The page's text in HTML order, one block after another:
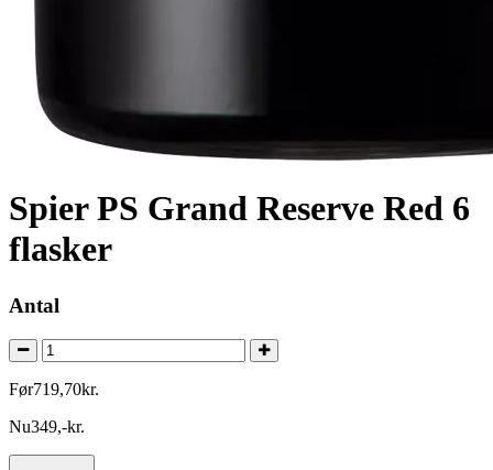
Spier PS Grand Reserve Red 6
flasker
Antal
Før719,70kr.
Nu349,-kr.